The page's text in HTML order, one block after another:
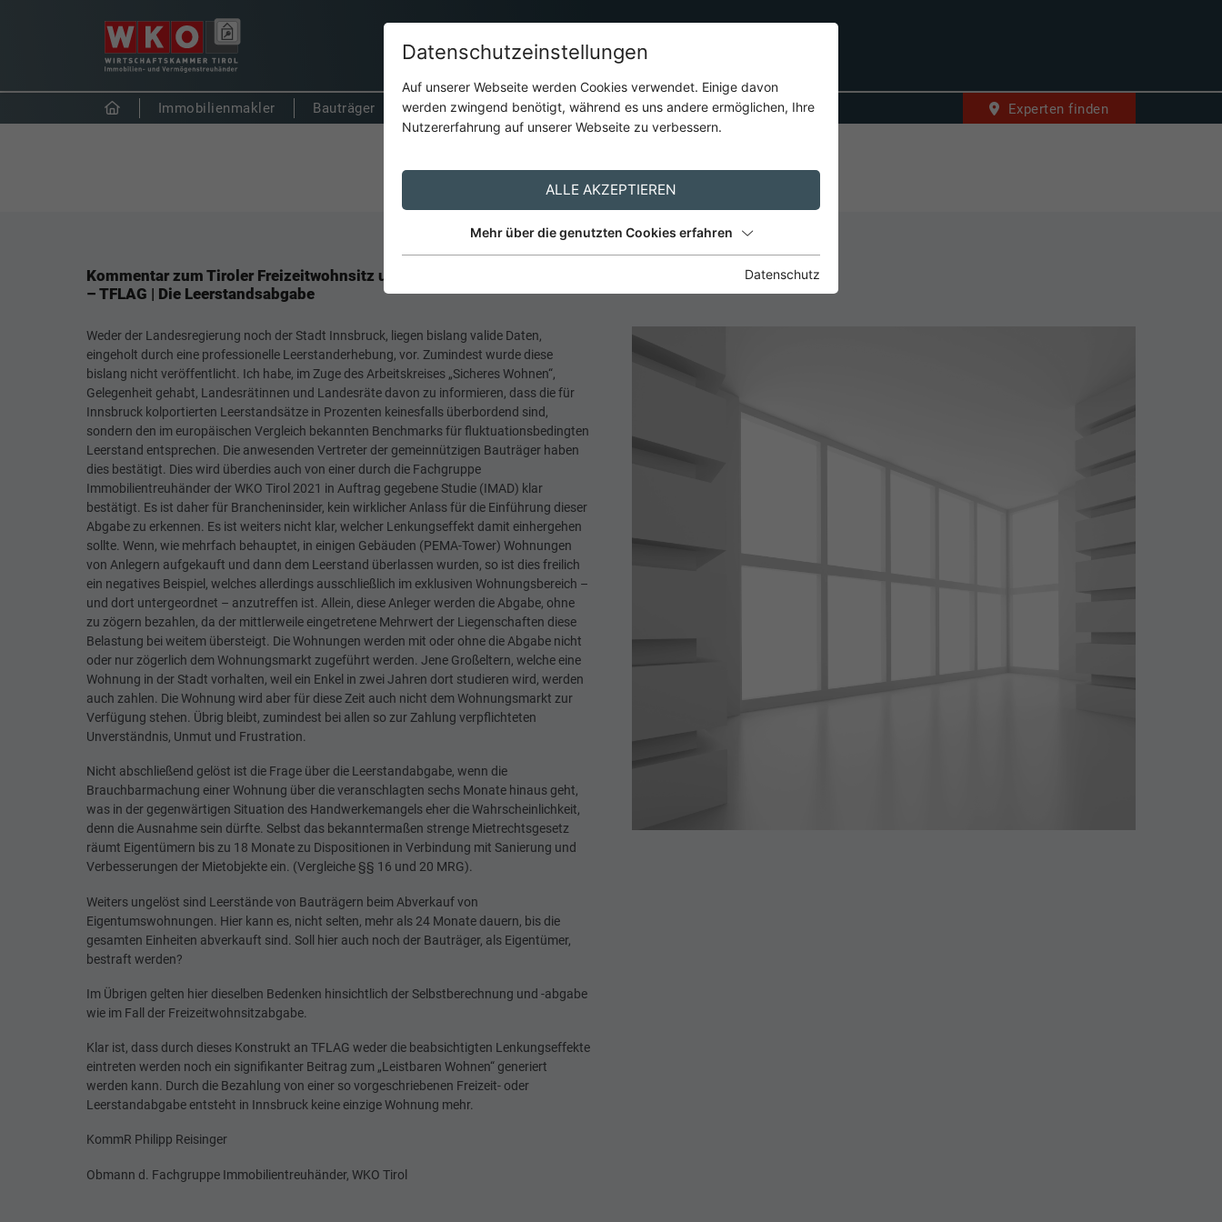
Kommentar zum Tiroler Freizeitwohnsitz und Leerstandabgabegesetz
– TFLAG | Die Leerstandsabgabe
Weder der Landesregierung noch der Stadt Innsbruck, liegen bislang valide Daten,
eingeholt durch eine professionelle Leerstanderhebung, vor. Zumindest wurde diese
bislang nicht veröffentlicht. Ich habe, im Zuge des Arbeitskreises „Sicheres Wohnen“,
Gelegenheit gehabt, Landesrätinnen und Landesräte davon zu informieren, dass die für
Innsbruck kolportierten Leerstandsätze in Prozenten keinesfalls überbordend sind,
sondern den im europäischen Vergleich bekannten Benchmarks für fluktuationsbedingten
Leerstand entsprechen. Die anwesenden Vertreter der gemeinnützigen Bauträger haben
dies bestätigt. Dies wird überdies auch von einer durch die Fachgruppe
Immobilientreuhänder der WKO Tirol 2021 in Auftrag gegebene Studie (IMAD) klar
bestätigt. Es ist daher für Brancheninsider, kein wirklicher Anlass für die Einführung dieser
Abgabe zu erkennen. Es ist weiters nicht klar, welcher Lenkungseffekt damit einhergehen
sollte. Wenn, wie mehrfach behauptet, in einigen Gebäuden (PEMA-Tower) Wohnungen
von Anlegern aufgekauft und dann dem Leerstand überlassen wurden, so ist dies freilich
ein negatives Beispiel, welches allerdings ausschließlich im exklusiven Wohnungsbereich –
und dort untergeordnet – anzutreffen ist. Allein, diese Anleger werden die Abgabe, ohne
zu zögern bezahlen, da der mittlerweile eingetretene Mehrwert der Liegenschaften diese
Belastung bei weitem übersteigt. Die Wohnungen werden mit oder ohne die Abgabe nicht
oder nur zögerlich dem Wohnungsmarkt zugeführt werden. Jene Großeltern, welche eine
Wohnung in der Stadt vorhalten, weil ein Enkel in zwei Jahren dort studieren wird, werden
auch zahlen. Die Wohnung wird aber für diese Zeit auch nicht dem Wohnungsmarkt zur
Verfügung stehen. Übrig bleibt, zumindest bei allen so zur Zahlung verpflichteten
Unverständnis, Unmut und Frustration.
Nicht abschließend gelöst ist die Frage über die Leerstandabgabe, wenn die
Brauchbarmachung einer Wohnung über die veranschlagten sechs Monate hinaus geht,
was in der gegenwärtigen Situation des Handwerkemangels eher die Wahrscheinlichkeit,
denn die Ausnahme sein dürfte. Selbst das bekanntermaßen strenge Mietrechtsgesetz
räumt Eigentümern bis zu 18 Monate zu Dispositionen in Verbindung mit Sanierung und
Verbesserungen der Mietobjekte ein. (Vergleiche §§ 16 und 20 MRG).
Weiters ungelöst sind Leerstände von Bauträgern beim Abverkauf von
Eigentumswohnungen. Hier kann es, nicht selten, mehr als 24 Monate dauern, bis die
gesamten Einheiten abverkauft sind. Soll hier auch noch der Bauträger, als Eigentümer,
bestraft werden?
Im Übrigen gelten hier dieselben Bedenken hinsichtlich der Selbstberechnung und -abgabe
wie im Fall der Freizeitwohnsitzabgabe.
Klar ist, dass durch dieses Konstrukt an TFLAG weder die beabsichtigten Lenkungseffekte
eintreten werden noch ein signifikanter Beitrag zum „Leistbaren Wohnen“ generiert
werden kann. Durch die Bezahlung von einer so vorgeschriebenen Freizeit- oder
Leerstandabgabe entsteht in Innsbruck keine einzige Wohnung mehr.
KommR Philipp Reisinger
Obmann d. Fachgruppe Immobilientreuhänder, WKO Tirol
Datenschutzeinstellungen
Auf unserer Webseite werden Cookies verwendet. Einige davon
werden zwingend benötigt, während es uns andere ermöglichen, Ihre
Nutzererfahrung auf unserer Webseite zu verbessern.
ALLE AKZEPTIEREN
Mehr über die genutzten Cookies erfahren
Datenschutz
Immobilienmakler Bauträger Hausverwalter Aktuell Kontakt Experten finden